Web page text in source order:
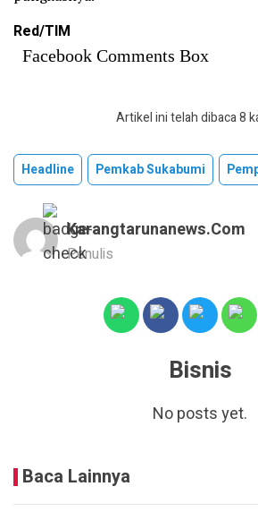
Red/TIM
Facebook Comments Box
Artikel ini telah dibaca 8
Headline Pemkab Sukabumi
Karangtarunanews.com
Penulis
Bisnis
No posts yet.
Baca Lainnya